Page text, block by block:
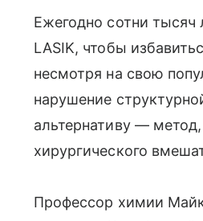
Ежегодно сотни тысяч
LASIK, чтобы
несмотря на свою
нарушение
альтернативу —
хирургического
Профессор химии